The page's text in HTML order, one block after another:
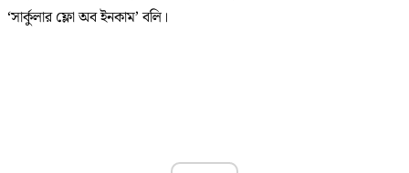
‘সার্কুলার ফ্লো অব ইনকাম’ বলি।